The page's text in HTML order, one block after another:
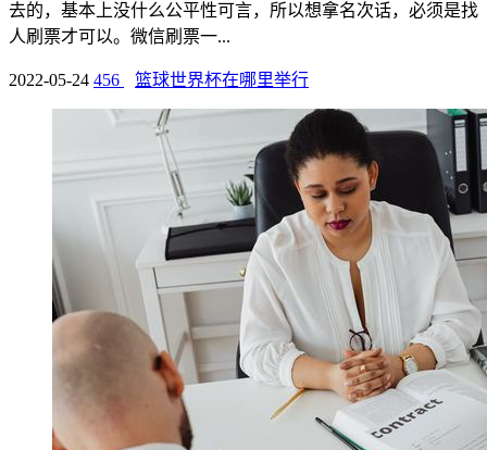
去的，基本上没什么公平性可言，所以想拿名次话，必须是找
人刷票才可以。微信刷票一...
2022-05-24 456 篮球世界杯在哪里举行